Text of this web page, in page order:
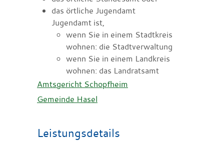
das örtliche Jugendamt
Jugendamt ist,
wenn Sie in einem Stadtkreis
wohnen: die Stadtverwaltung
wenn Sie in einem Landkreis
wohnen: das Landratsamt
Amtsgericht Schopfheim
Gemeinde Hasel
Leistungsdetails